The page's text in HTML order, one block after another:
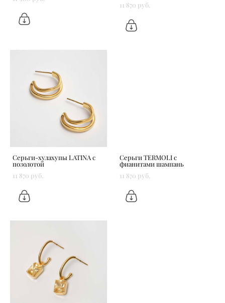
11 870 pуб.
Серьги-хулахупы LATINA с
позолотой
11 870 pуб.
Серьги TERMOLI с
фианитами шампань
11 870 pуб.